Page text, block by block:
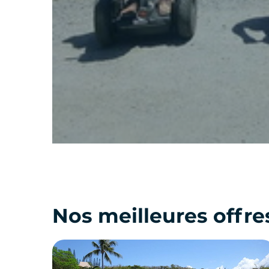
Nos meilleures